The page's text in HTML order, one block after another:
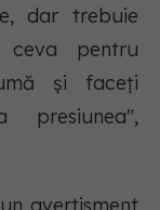
dar trebuie
pentru
și faceți
avertisment